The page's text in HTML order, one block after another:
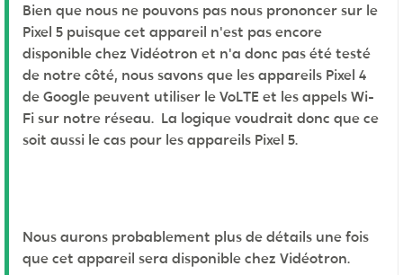
Bien que nous ne pouvons pas nous prononcer sur le
Pixel 5 puisque cet appareil n'est pas encore
disponible chez Vidéotron et n'a donc pas été testé
de notre côté, nous savons que les appareils Pixel 4
de Google peuvent utiliser le VoLTE et les appels Wi-
Fi sur notre réseau. La logique voudrait donc que ce
soit aussi le cas pour les appareils Pixel 5.
Nous aurons probablement plus de détails une fois
que cet appareil sera disponible chez Vidéotron.